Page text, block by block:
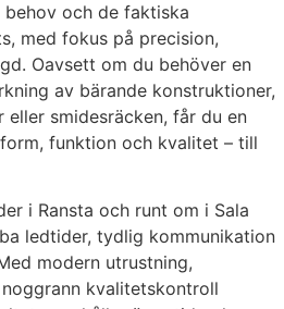
och de faktiska
med fokus på precision,
Oavsett om du behöver en
av bärande konstruktioner,
smidesräcken, får du en
funktion och kvalitet – till
i Ransta och runt om i Sala
ledtider, tydlig kommunikation
modern utrustning,
kvalitetskontroll